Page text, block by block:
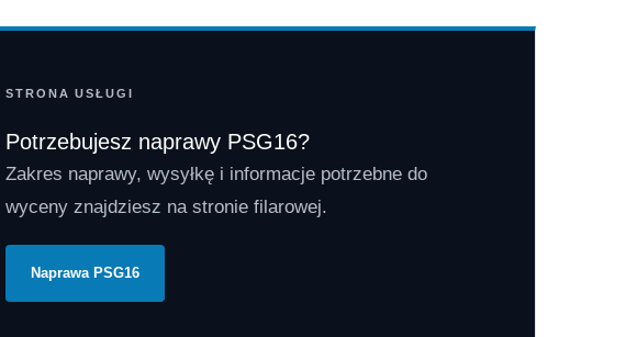
STRONA USŁUGI
Potrzebujesz naprawy PSG16?
Zakres naprawy, wysyłkę i informacje potrzebne do
wyceny znajdziesz na stronie filarowej.
Naprawa PSG16